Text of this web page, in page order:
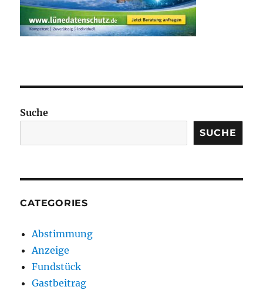
Suche
SUCHE
CATEGORIES
Abstimmung
Anzeige
Fundstück
Gastbeitrag